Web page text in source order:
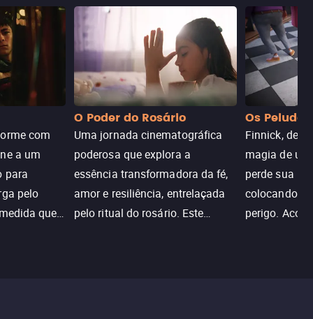
com
a um
para
pelo
que
O Poder do Rosário
Uma jornada cinematográfica
poderosa que explora a
essência transformadora da fé,
amor e resiliência, entrelaçada
pelo ritual do rosário. Este
Os Peludos
Finnick,
magia de
perde sua
colocando
perigo.